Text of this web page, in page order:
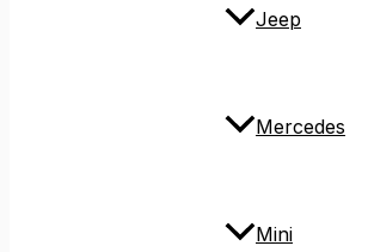
Jeep
Mercedes
Mini